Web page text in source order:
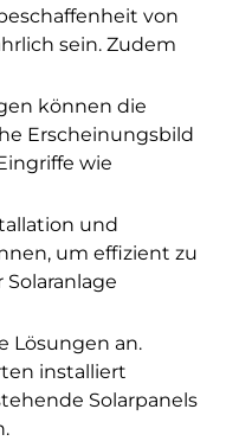
von
sein. Zudem
können die
Erscheinungsbild
wie
und
um effizient zu
Lösungen an.
installiert
Solarpanels